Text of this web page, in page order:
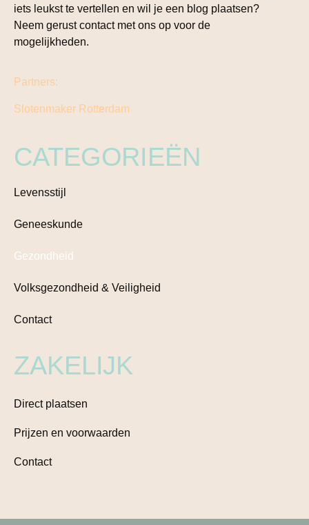
iets leukst te vertellen en wil je een blog plaatsen?
Neem gerust contact met ons op voor de
mogelijkheden.
Partners:
Slotenmaker Rotterdam
CATEGORIEËN
Levensstijl
Geneeskunde
Gezondheid
Volksgezondheid & Veiligheid
Contact
ZAKELIJK
Direct plaatsen
Prijzen en voorwaarden
Contact